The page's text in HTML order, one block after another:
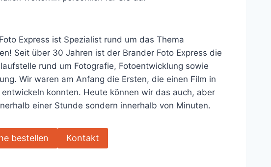
Express ist Spezialist rund um das Thema
Seit über 30 Jahren ist der Brander Foto Express die
rund um Fotografie, Fotoentwicklung sowie
Wir waren am Anfang die Ersten, die einen Film in
konnten. Heute können wir das auch, aber
einer Stunde sondern innerhalb von Minuten.
bestellen Kontakt